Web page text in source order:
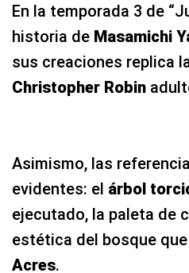
En la temporada 3 de
historia de Masamichi
sus creaciones replica
Christopher Robin
Asimismo, las
evidentes: el árbol
ejecutado, la paleta de
estética del bosque
Acres.